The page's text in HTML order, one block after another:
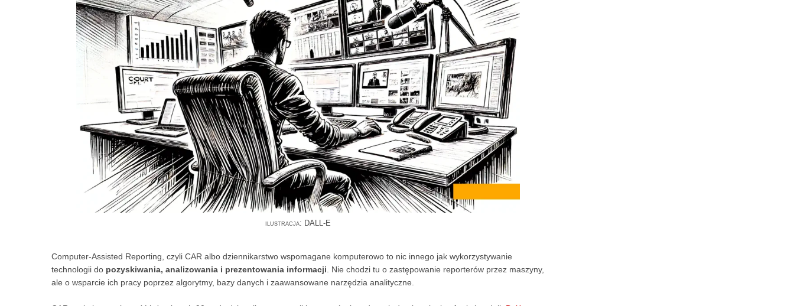
ilustracja: DALL-E
Computer-Assisted Reporting, czyli CAR albo dziennikarstwo wspomagane komputerowo to nic innego jak wykorzystywanie
technologii do pozyskiwania, analizowania i prezentowania informacji . Nie chodzi tu o zastępowanie reporterów przez maszyny,
ale o wsparcie ich pracy poprzez algorytmy, bazy danych i zaawansowane narzędzia analityczne.